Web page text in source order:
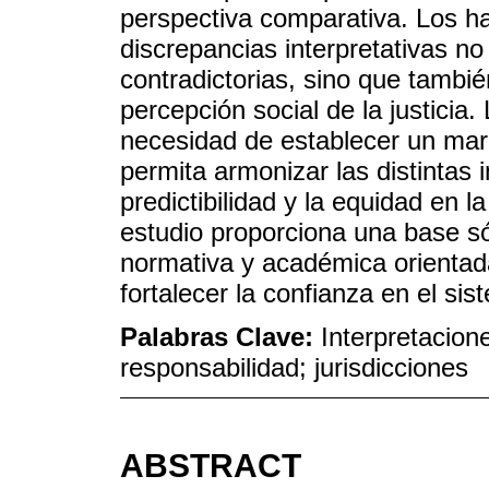
perspectiva comparativa. Los
discrepancias interpretativas
contradictorias, sino que
percepción social de la
necesidad de establecer un
permita armonizar las distintas
predictibilidad y la equidad en
estudio proporciona una base
normativa y académica
fortalecer la confianza en el
Palabras Clave:
responsabilidad; jurisdicciones
ABSTRACT